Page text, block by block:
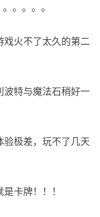
。。。。
火不了太久的第二
波特与魔法石稍好一
极差，玩不了几天
卡牌！！！